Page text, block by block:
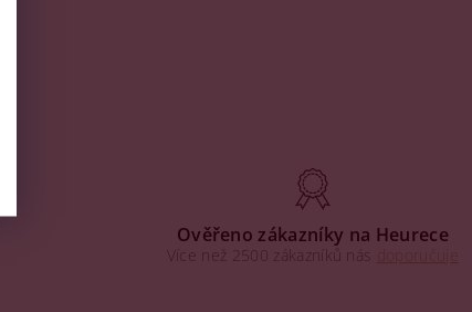
Ověřeno zákazníky na Heurece
Více než 2500 zákazníků nás